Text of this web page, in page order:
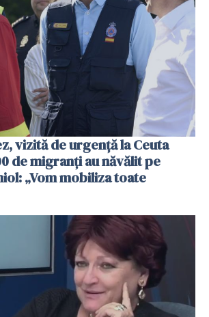
vizită de urgență la Ceuta
de migranți au năvălit pe
„Vom mobiliza toate